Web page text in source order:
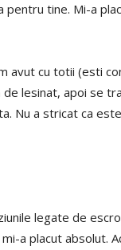
tine. Mi-a
avut cu totii (esti
lesinat, apoi se
Nu a stricat ca
legate de
a placut absolut.